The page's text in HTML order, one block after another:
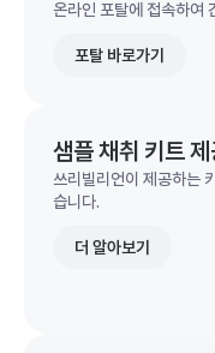
온라인 포탈에 접속하여
포탈 바로가기
샘플 채취 키트 제
쓰리빌리언이 제공하는
습니다.
더 알아보기